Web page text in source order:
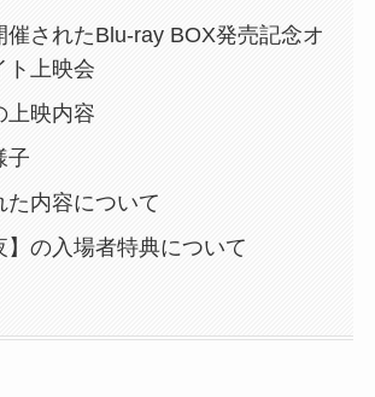
催されたBlu-ray BOX発売記念オ
ト上映会
上映内容
子
た内容について
】の入場者特典について